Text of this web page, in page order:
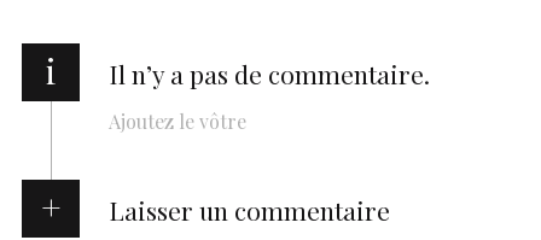
i Il n’y a pas de commentaire.
Ajoutez le vôtre
Laisser un commentaire